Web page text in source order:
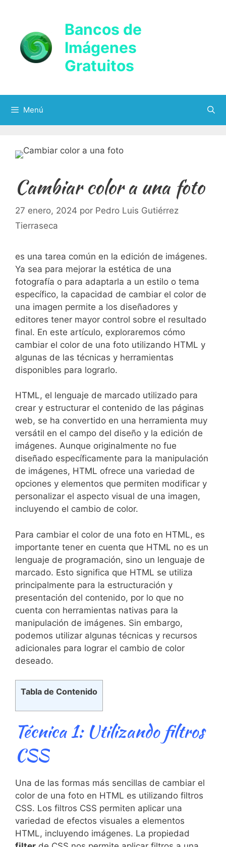
contenido
Bancos de
Imágenes
Gratuitos
Menú
Cambiar color a una foto
27 enero, 2024 por Pedro Luis Gutiérrez
Tierraseca
es una⁤ tarea común en la edición de imágenes.
Ya sea para mejorar la estética de una
fotografía o para adaptarla a un estilo o tema
específico, la capacidad de‍ cambiar el color de
una imagen permite a los diseñadores y
editores tener mayor control⁣ sobre el resultado
‌final. En este artículo, exploraremos cómo
cambiar⁢ el color de⁣ una foto utilizando HTML y‍
algunas de las técnicas ⁣y herramientas
disponibles para lograrlo.
HTML, el lenguaje de marcado utilizado para
crear y estructurar el contenido de⁣ las páginas​
web,⁤ se ​ha ⁢convertido‌ en una herramienta muy
versátil en el‌ campo del diseño‌ y la edición de
imágenes. Aunque originalmente no fue
diseñado específicamente para la manipulación
de imágenes,​ HTML ofrece una variedad de
opciones y elementos que permiten modificar y
personalizar el aspecto ⁤visual de una imagen,
incluyendo el cambio de color.
Para cambiar el color de una foto en HTML, es
importante ‌tener en ‌cuenta⁢ que HTML no es ‍un
lenguaje ‍de programación, ⁣sino ‌un lenguaje de
marcado.⁤ Esto significa que HTML se utiliza
principalmente para ⁤la ​estructuración y
presentación del‍ contenido, por lo que ⁣no
‍cuenta con herramientas nativas para la
manipulación de imágenes. Sin embargo,
podemos utilizar algunas técnicas ⁤y ⁤recursos⁤
adicionales para⁤ lograr ⁣el cambio‌ de‍ color
deseado.
Tabla de Contenido
Técnica ⁣1: Utilizando filtros
CSS
Una de las ⁣formas más sencillas ​de cambiar‍ el
color de una foto ⁢en HTML es utilizando ‍filtros
‍CSS. Los filtros CSS permiten aplicar una
variedad de⁢ efectos visuales a elementos
HTML, incluyendo imágenes. La​ propiedad